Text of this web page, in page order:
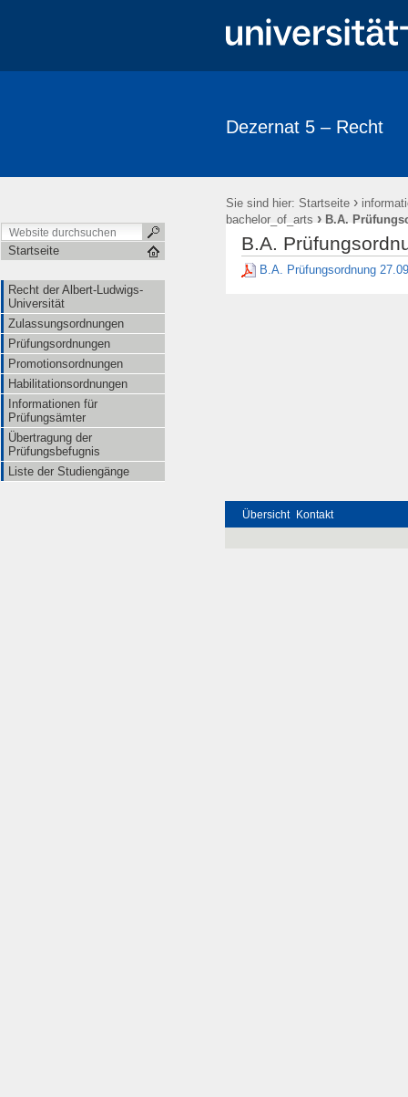
Dezernat 5 – Recht
Sie sind hier: Startseite ›
bachelor_of_arts › B.A.
Startseite
Recht der Albert-Ludwigs-
Universität
Zulassungsordnungen
Prüfungsordnungen
Promotionsordnungen
Habilitationsordnungen
Informationen für
Prüfungsämter
Übertragung der
Prüfungsbefugnis
Liste der Studiengänge
B.A.
B.A. Prüfungsordnung
Übersicht Kontakt